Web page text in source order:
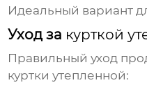
Идеальный вариант
Уход за курткой
Правильный уход
куртки утепленной: